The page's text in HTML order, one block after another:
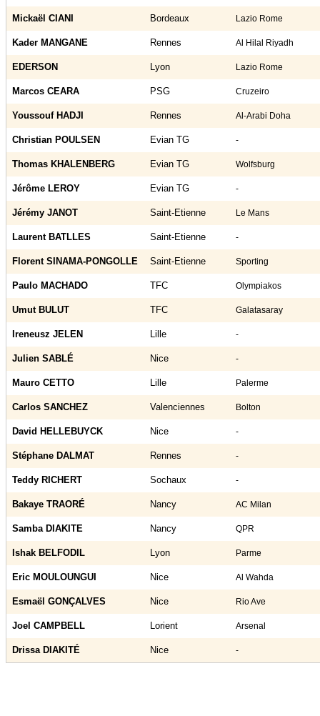
Mickaël CIANI Bordeaux Lazio Rome
Kader MANGANE Rennes Al Hilal Riyadh
EDERSON Lyon Lazio Rome
Marcos CEARA PSG Cruzeiro
Youssouf HADJI Rennes Al-Arabi Doha
Christian POULSEN Evian TG -
Thomas KHALENBERG Evian TG Wolfsburg
Jérôme LEROY Evian TG -
Jérémy JANOT Saint-Etienne Le Mans
Laurent BATLLES Saint-Etienne -
Florent SINAMA-PONGOLLE Saint-Etienne Sporting
Paulo MACHADO TFC Olympiakos
Umut BULUT TFC Galatasaray
Ireneusz JELEN Lille -
Julien SABLÉ Nice -
Mauro CETTO Lille Palerme
Carlos SANCHEZ Valenciennes Bolton
David HELLEBUYCK Nice -
Stéphane DALMAT Rennes -
Teddy RICHERT Sochaux -
Bakaye TRAORÉ Nancy AC Milan
Samba DIAKITE Nancy QPR
Ishak BELFODIL Lyon Parme
Eric MOULOUNGUI Nice Al Wahda
Esmaël GONÇALVES Nice Rio Ave
Joel CAMPBELL Lorient Arsenal
Drissa DIAKITÉ Nice -